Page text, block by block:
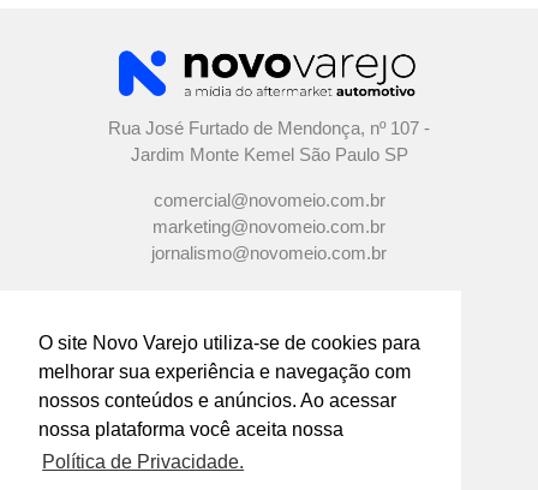
O site Novo Varejo utiliza-se de cookies para
melhorar sua experiência e navegação com
nossos conteúdos e anúncios. Ao acessar
nossa plataforma você aceita nossa
Política de Privacidade.
Rua José Furtado de Mendonça, nº 107 -
Jardim Monte Kemel São Paulo SP
comercial@novomeio.com.br
marketing@novomeio.com.br
jornalismo@novomeio.com.br
CONFIRA AS NOSSAS REDES
SOCIAIS
O principal canal de comunicação de grandes